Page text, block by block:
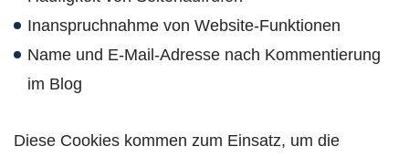
Inanspruchnahme von Website-Funktionen
Name und E-Mail-Adresse nach Kommentierung
im Blog
Diese Cookies kommen zum Einsatz, um die